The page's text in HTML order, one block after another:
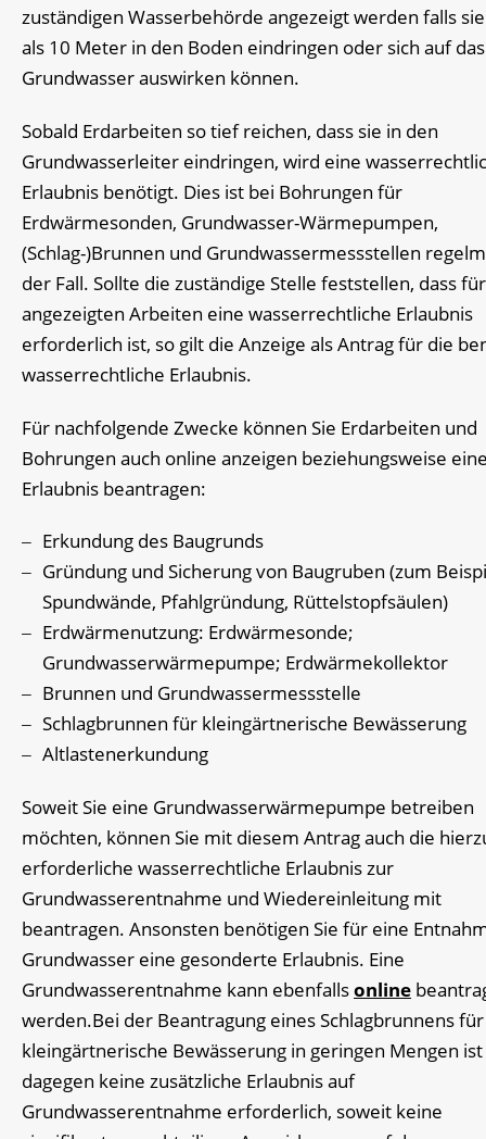
zuständigen Wasserbehörde angezeigt werden falls
als 10 Meter in den Boden eindringen oder sich auf das
Grundwasser auswirken können.
Sobald Erdarbeiten so tief reichen, dass sie in den
Grundwasserleiter eindringen, wird eine
Erlaubnis benötigt. Dies ist bei Bohrungen für
Erdwärmesonden, Grundwasser-Wärmepumpen,
(Schlag-)Brunnen und Grundwassermessstellen
der Fall. Sollte die zuständige Stelle feststellen, dass
angezeigten Arbeiten eine wasserrechtliche Erlaubnis
erforderlich ist, so gilt die Anzeige als Antrag für die
wasserrechtliche Erlaubnis.
Für nachfolgende Zwecke können Sie Erdarbeiten und
Bohrungen auch online anzeigen beziehungsweise
Erlaubnis beantragen:
Erkundung des Baugrunds
Gründung und Sicherung von Baugruben (zum
Spundwände, Pfahlgründung, Rüttelstopfsäulen)
Erdwärmenutzung: Erdwärmesonde;
Grundwasserwärmepumpe; Erdwärmekollektor
Brunnen und Grundwassermessstelle
Schlagbrunnen für kleingärtnerische Bewässerung
Altlastenerkundung
Soweit Sie eine Grundwasserwärmepumpe betreiben
möchten, können Sie mit diesem Antrag auch die
erforderliche wasserrechtliche Erlaubnis zur
Grundwasserentnahme und Wiedereinleitung mit
beantragen. Ansonsten benötigen Sie für eine
Grundwasser eine gesonderte Erlaubnis. Eine
Grundwasserentnahme kann ebenfallsonline
werden.Bei der Beantragung eines Schlagbrunnens
kleingärtnerische Bewässerung in geringen Mengen ist
dagegen keine zusätzliche Erlaubnis auf
Grundwasserentnahme erforderlich, soweit keine